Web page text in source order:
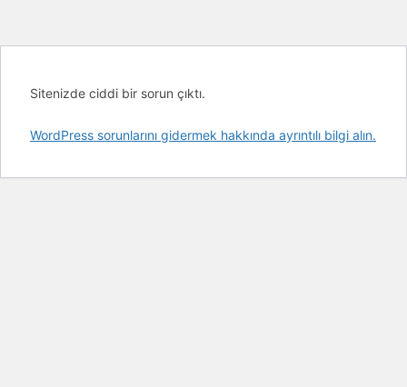
Sitenizde ciddi bir sorun çıktı.
WordPress sorunlarını gidermek hakkında ayrıntılı bilgi alın.